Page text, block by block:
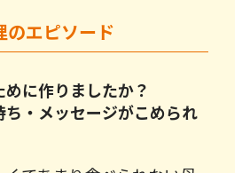
のエピソード
に作りましたか？
ち・メッセージがこめられ